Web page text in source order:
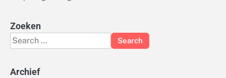
Zoeken
Search
for:
Archief